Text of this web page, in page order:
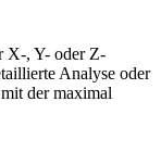
X-, Y- oder Z-
Analyse oder
der maximal